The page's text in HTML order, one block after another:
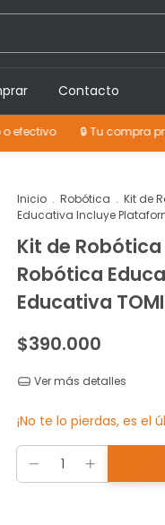
Contacto
🔒 Tu compra protegida
Inicio . Robótica . Kit de
Educativa Incluye
Kit de
Robótica
Educativa
$390.000
Ver más detalles
¡No te lo pierdas, es el